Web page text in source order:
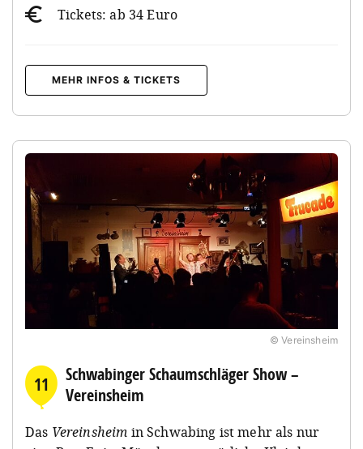
Tickets: ab 34 Euro
MEHR INFOS & TICKETS
© Vereinsheim
11
Schwabinger Schaumschläger Show –
Vereinsheim
Das Vereinsheim in Schwabing ist mehr als nur